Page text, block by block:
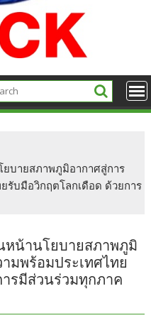
ยบายสภาพภูมิอากาศสู่การ
รับมือวิกฤตโลกเดือด ด้วยการ
หน้านโยบายสภาพภูมิ
มพร้อมประเทศไทย
รมีส่วนร่วมทุกภาค